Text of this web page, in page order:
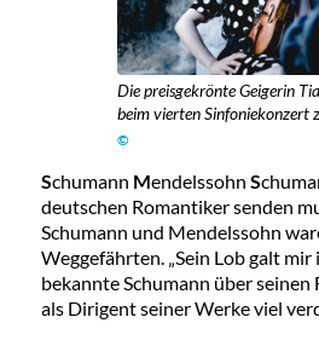
Die preisgekrönte Geigerin
beim vierten Sinfoniekonzert
©
Schumann Mendelssohn S
deutschen Romantiker senden
Schumann und Mendelssohn
Weggefährten. „Sein Lob galt mir
bekannte Schumann über seinen
als Dirigent seiner Werke viel